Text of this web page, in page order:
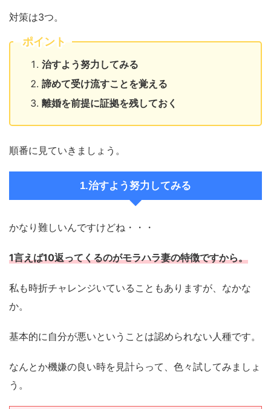
対策は3つ。
ポイント
治すよう努力してみる
諦めて受け流すことを覚える
離婚を前提に証拠を残しておく
順番に見ていきましょう。
1.治すよう努力してみる
かなり難しいんですけどね・・・
1言えば10返ってくるのがモラハラ妻の特徴ですから。
私も時折チャレンジいていることもありますが、なかな
か。
基本的に自分が悪いということは認められない人種です。
なんとか機嫌の良い時を見計らって、色々試してみましょ
う。